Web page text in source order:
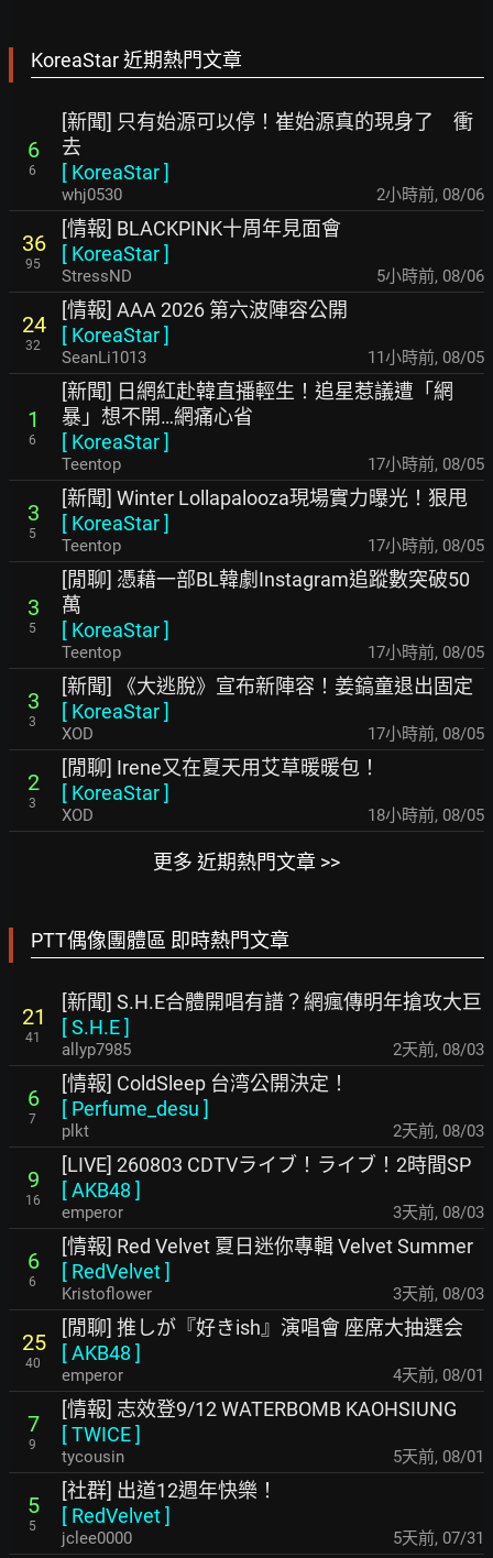
KoreaStar 近期熱門文章
6
6
[新聞] 只有始源可以停！崔始源真的現身了 衝
去
[ KoreaStar]
whj0530 2小時前, 08/06
36
95
[情報] BLACKPINK十周年見面會
[ KoreaStar]
StressND 5小時前, 08/06
24
32
[情報] AAA 2026 第六波陣容公開
[ KoreaStar]
SeanLi1013 11小時前, 08/05
1
6
[新聞] 日網紅赴韓直播輕生！追星惹議遭「網
暴」想不開…網痛心省
[ KoreaStar]
Teentop 17小時前, 08/05
3
5
[新聞] Winter Lollapalooza現場實力曝光！狠甩
[ KoreaStar]
Teentop 17小時前, 08/05
3
5
[閒聊] 憑藉一部BL韓劇Instagram追蹤數突破50
萬
[ KoreaStar]
Teentop 17小時前, 08/05
3
3
[新聞] 《大逃脫》宣布新陣容！姜鎬童退出固定
[ KoreaStar]
XOD 17小時前, 08/05
2
3
[閒聊] Irene又在夏天用艾草暖暖包！
[ KoreaStar]
XOD 18小時前, 08/05
更多 近期熱門文章 >>
PTT偶像團體區 即時熱門文章
21
41
[新聞] S.H.E合體開唱有譜？網瘋傳明年搶攻大巨
[S.H.E]
allyp7985 2天前, 08/03
6
7
[情報] ColdSleep 台湾公開決定！
[ Perfume_desu ]
plkt 2天前, 08/03
9
16
[LIVE] 260803 CDTVライブ！ライブ！2時間SP
[AKB48 ]
emperor 3天前, 08/03
6
6
[情報] Red Velvet 夏日迷你專輯 Velvet Summer
[ RedVelvet]
Kristoflower 3天前, 08/03
25
40
[閒聊] 推しが『好きish』演唱會 座席大抽選会
[AKB48 ]
emperor 4天前, 08/01
7
9
[情報] 志效登9/12 WATERBOMB KAOHSIUNG
[TWICE]
tycousin 5天前, 08/01
5
5
[社群] 出道12週年快樂！
[ RedVelvet]
jclee0000 5天前, 07/31